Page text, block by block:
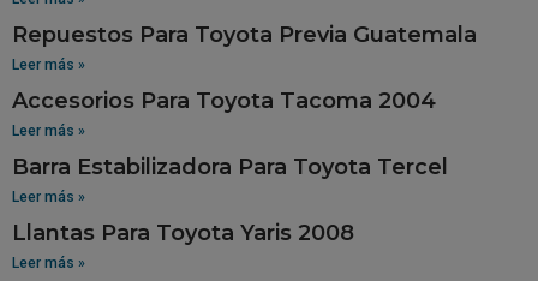
Repuestos Para Toyota Previa Guatemala
Leer más »
Accesorios Para Toyota Tacoma 2004
Leer más »
Barra Estabilizadora Para Toyota Tercel
Leer más »
Llantas Para Toyota Yaris 2008
Leer más »